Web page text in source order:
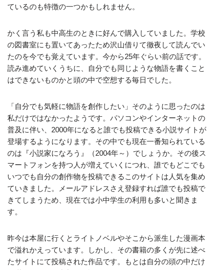
ているのも特徴の一つかもしれません。
かく言う私も中高生のときに好んで購入していました。学校
の図書室にも置いてあったため沢山借りて徹夜して読んでい
たのを今でも覚えています。今から25年ぐらい前の話です。
読み進めていくうちに、自分でも同じような物語を書くこと
はできないものかと頭の中で空想する毎日でした。
「自分でも気軽に物語を創作したい」そのように思ったのは
私だけではなかったようです。パソコンやインターネットの
普及に伴い、2000年になると誰でも投稿できる小説サイトが
登場するようになります。その中でも現在一番知られている
のは『小説家になろう』（2004年～）でしょうか。その後ス
マートフォンを持つ人が増えていくにつれ、誰でもどこでも
いつでも自分の創作物を投稿できるこのサイトは人気を集め
ていきました。メールアドレスさえ登録すれば誰でも投稿で
きてしまうため、現在では小中学生の利用も多いと聞きま
す。
昨今は本屋に行くとライトノベルやそこから派生した漫画本
で溢れかえっています。しかし、その書籍の多くが先に述べ
たサイトにて投稿された作品です。もとは自分の頭の中だけ